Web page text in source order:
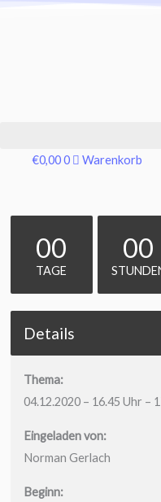
€0,000 Warenkorb
00
TAGE
00
Details
Thema:
04.12.2020 – 16.45 Uhr –
Eingeladen von:
Norman Gerlach
Beginn: